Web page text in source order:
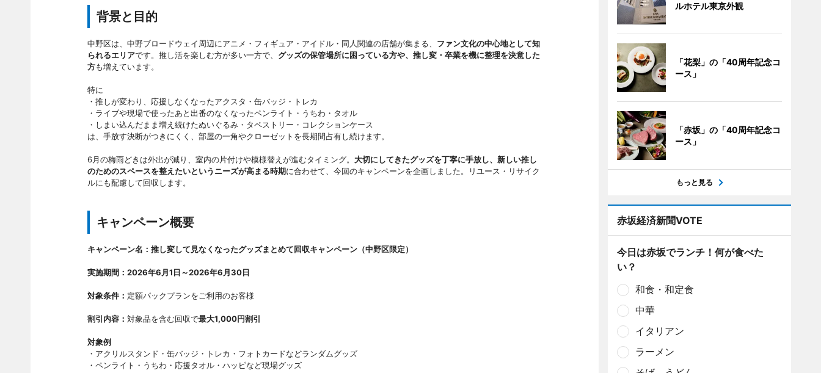
背景と目的
中野区は、中野ブロードウェイ周辺にアニメ・フィギュア・アイドル・同人関連の店舗が集まる、 ファン文化の中心地として知
られるエリアです。推し活を楽しむ方が多い一方で、 グッズの保管場所に困っている方や、推し変・卒業を機に整理を決意した
方も増えています。
特に
・推しが変わり、応援しなくなったアクスタ・缶バッジ・トレカ
・ライブや現場で使ったあと出番のなくなったペンライト・うちわ・タオル
・しまい込んだまま増え続けたぬいぐるみ・タペストリー・コレクションケース
は、手放す決断がつきにくく、部屋の一角やクローゼットを長期間占有し続けます。
6月の梅雨どきは外出が減り、室内の片付けや模様替えが進むタイミング。 大切にしてきたグッズを丁寧に手放し、新しい推し
のためのスペースを整えたいというニーズが高まる時期に合わせて、今回のキャンペーンを企画しました。リユース・リサイク
ルにも配慮して回収します。
キャンペーン概要
キャンペーン名：推し変して見なくなったグッズまとめて回収キャンペーン（中野区限定）
実施期間：2026年6月1日～2026年6月30日
対象条件： 定額パックプランをご利用のお客様
割引内容： 対象品を含む回収で最大1,000円割引
対象例
・アクリルスタンド・缶バッジ・トレカ・フォトカードなどランダムグッズ
・ペンライト・うちわ・応援タオル・ハッピなど現場グッズ
ルホテル東京外観
「花梨」の「40周年記念コ
ース」
「赤坂」の「40周年記念コ
ース」
もっと見る
赤坂経済新聞VOTE
今日は赤坂でランチ！何が食べた
い？
和食・和定食
中華
イタリアン
ラーメン